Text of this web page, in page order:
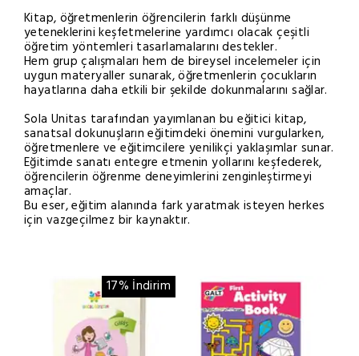
Kitap, öğretmenlerin öğrencilerin farklı düşünme
yeteneklerini keşfetmelerine yardımcı olacak çeşitli
öğretim yöntemleri tasarlamalarını destekler.
Hem grup çalışmaları hem de bireysel incelemeler için
uygun materyaller sunarak, öğretmenlerin çocukların
hayatlarına daha etkili bir şekilde dokunmalarını sağlar.
Sola Unitas tarafından yayımlanan bu eğitici kitap,
sanatsal dokunuşların eğitimdeki önemini vurgularken,
öğretmenlere ve eğitimcilere yenilikçi yaklaşımlar sunar.
Eğitimde sanatı entegre etmenin yollarını keşfederek,
öğrencilerin öğrenme deneyimlerini zenginleştirmeyi
amaçlar.
Bu eser, eğitim alanında fark yaratmak isteyen herkes
için vazgeçilmez bir kaynaktır.
17% İndirim